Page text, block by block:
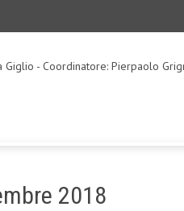
- Coordinatore: Pierpaolo
2018